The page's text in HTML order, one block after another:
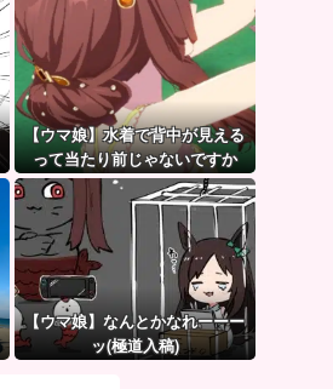
【ウマ娘】水着で背中が見える
って当たり前じゃないですか
【ウマ娘】なんとかなれーーー
ッ(極道入稿)